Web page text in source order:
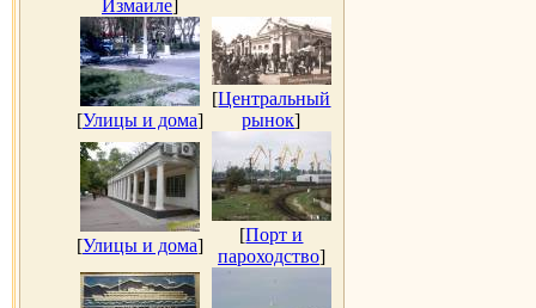
Измаиле]
[Улицы и дома]
[Центральный
рынок]
[Улицы и дома]
[Порт и
пароходство]